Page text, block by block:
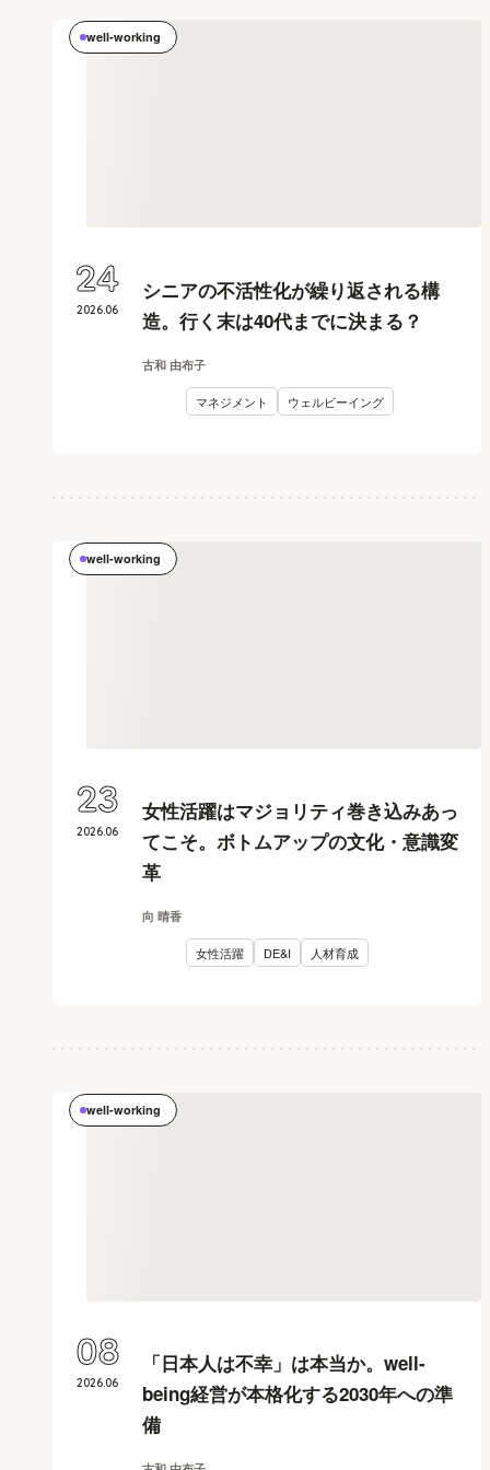
well-working
シニアの不活性化が繰り返される構
造。行く末は40代までに決まる？
古和 由布子
マネジメント ウェルビーイング
2026.06
24
well-working
女性活躍はマジョリティ巻き込みあっ
てこそ。ボトムアップの文化・意識変
革
向 晴香
女性活躍 DE&I 人材育成
2026.06
23
well-working
「日本人は不幸」は本当か。well-
being経営が本格化する2030年への準
備
2026.06
08